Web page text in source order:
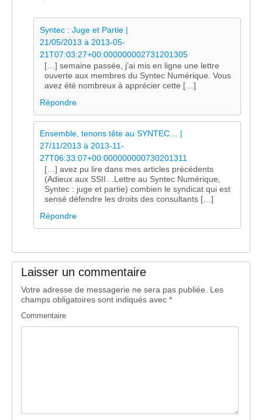
Syntec : Juge et Partie |
21/05/2013 à 2013-05-
21T07:03:27+00:000000002731201305
[…] semaine passée, j’ai mis en ligne une lettre
ouverte aux membres du Syntec Numérique. Vous
avez été nombreux à apprécier cette […]
Répondre
Ensemble, tenons tête au SYNTEC… |
27/11/2013 à 2013-11-
27T06:33:07+00:000000000730201311
[…] avez pu lire dans mes articles précédents
(Adieux aux SSII…Lettre au Syntec Numérique,
Syntec : juge et partie) combien le syndicat qui est
sensé défendre les droits des consultants […]
Répondre
Laisser un commentaire
Votre adresse de messagerie ne sera pas publiée.
Les
champs obligatoires sont indiqués avec *
Commentaire